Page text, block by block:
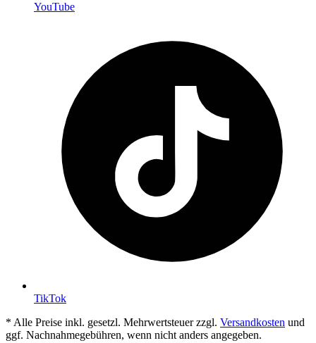
YouTube
TikTok
* Alle Preise inkl. gesetzl. Mehrwertsteuer zzgl. Versandkosten und
ggf. Nachnahmegebühren, wenn nicht anders angegeben.